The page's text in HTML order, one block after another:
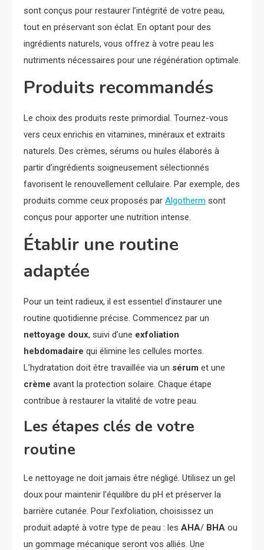
sont conçus pour restaurer l’intégrité de votre peau,
tout en préservant son éclat. En optant pour des
ingrédients naturels, vous offrez à votre peau les
nutriments nécessaires pour une régénération optimale.
Produits recommandés
Le choix des produits reste primordial. Tournez-vous
vers ceux enrichis en vitamines, minéraux et extraits
naturels. Des crèmes, sérums ou huiles élaborés à
partir d’ingrédients soigneusement sélectionnés
favorisent le renouvellement cellulaire. Par exemple, des
produits comme ceux proposés par Algotherm sont
conçus pour apporter une nutrition intense.
Établir une routine
adaptée
Pour un teint radieux, il est essentiel d’instaurer une
routine quotidienne précise. Commencez par un
nettoyage doux, suivi d’une exfoliation
hebdomadaire qui élimine les cellules mortes.
L’hydratation doit être travaillée via un sérum et une
crème avant la protection solaire. Chaque étape
contribue à restaurer la vitalité de votre peau.
Les étapes clés de votre
routine
Le nettoyage ne doit jamais être négligé. Utilisez un gel
doux pour maintenir l’équilibre du pH et préserver la
barrière cutanée. Pour l’exfoliation, choisissez un
produit adapté à votre type de peau : les AHA/ BHA ou
un gommage mécanique seront vos alliés. Une